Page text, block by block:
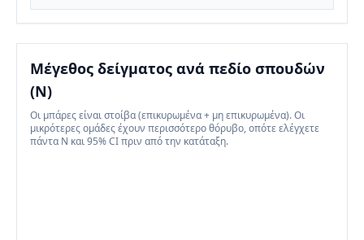
Μέγεθος δείγματος ανά πεδίο σπουδών
(N)
Οι μπάρες είναι στοίβα (επικυρωμένα + μη επικυρωμένα). Οι
μικρότερες ομάδες έχουν περισσότερο θόρυβο, οπότε ελέγχετε
πάντα N και 95% CI πριν από την κατάταξη.